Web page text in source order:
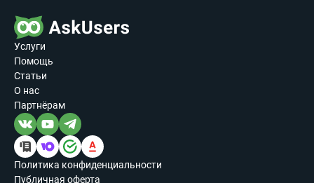
Услуги
Помощь
Статьи
О нас
Партнёрам
Политика конфиденциальности
Публичная оферта